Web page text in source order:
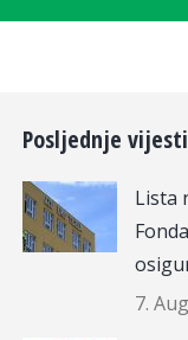
Posljednje vijesti
Lista
7.